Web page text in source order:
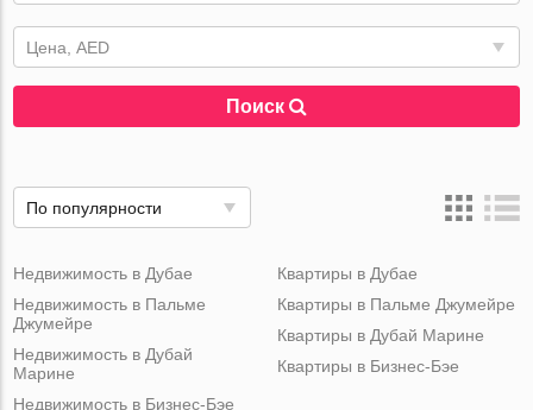
Цена, AED
Поиск
По популярности
Недвижимость в Дубае
Недвижимость в Пальме
Джумейре
Недвижимость в Дубай
Марине
Недвижимость в Бизнес-Бэе
Квартиры в Дубае
Квартиры в Пальме Джумейре
Квартиры в Дубай Марине
Квартиры в Бизнес-Бэе